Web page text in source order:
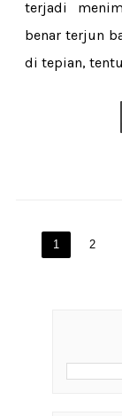
terjadi
benar terjun
di tepian,
1 2